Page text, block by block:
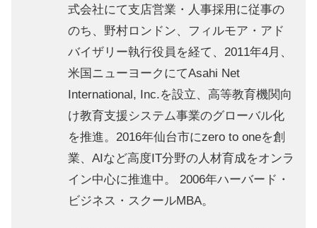
式会社にて支店営業・人事採用に従事の
のち、野村ロンドン、フィルモア・アド
バイザリー執行役員を経て、2011年4月、
米国ニューヨークにてAsahi Net
International, Inc.を設立、高等教育機関向
け教育支援システム事業のグローバル化
を推進。2016年仙台市にzero to oneを創
業、AIなど高度IT分野の人材育成をオンラ
イン中心に推進中。 2006年ハーバード・
ビジネス・スクールMBA。​